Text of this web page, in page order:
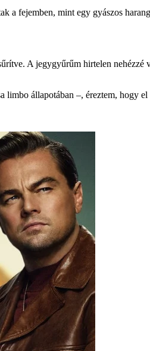
a fejemben, mint egy gyászos
A jegygyűrűm hirtelen
limbo állapotában –, éreztem, hogy